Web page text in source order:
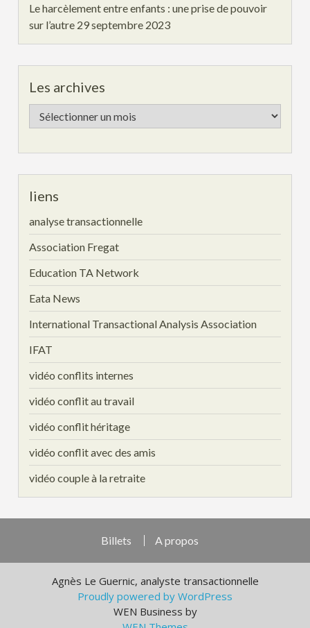
Le harcèlement entre enfants : une prise de pouvoir
sur l’autre 29 septembre 2023
Les archives
Les
archives
liens
analyse transactionnelle
Association Fregat
Education TA Network
Eata News
International Transactional Analysis Association
IFAT
vidéo conflits internes
vidéo conflit au travail
vidéo conflit héritage
vidéo conflit avec des amis
vidéo couple à la retraite
Billets A propos
Agnès Le Guernic, analyste transactionnelle
Proudly powered by WordPress
WEN Business by